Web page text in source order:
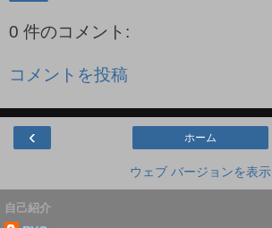
0 件のコメント:
コメントを投稿
‹ ホーム
ウェブ バージョンを表示
自己紹介